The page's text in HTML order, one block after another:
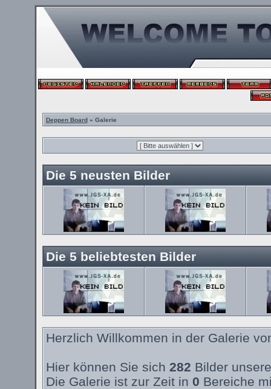
Deppen Board» Galerie
Die 5 neusten Bilder
Die 5 beliebtesten Bilder
Herzlich Willkommen in der Galerie
Hier können Sie sich 282 Bilder
Die Galerie ist zur Zeit in 0 Bereiche